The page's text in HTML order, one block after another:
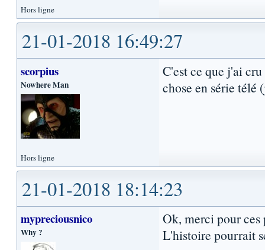
Hors ligne
21-01-2018 16:49:27
scorpius
Nowhere Man
C'est ce que j'ai
chose en série télé
Hors ligne
21-01-2018 18:14:23
mypreciousnico
Why ?
Ok, merci pour
L'histoire pourrait